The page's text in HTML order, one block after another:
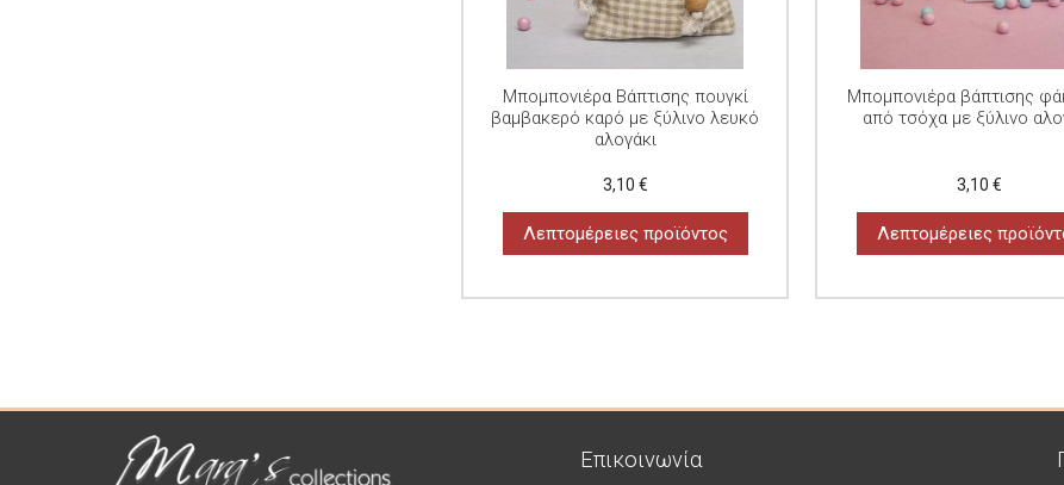
Μπομπονιέρα Βάπτισης πουγκί
βαμβακερό καρό με ξύλινο λευκό
αλογάκι
3,10 €
Λεπτομέρειες προϊόντος
Μπομπονιέρα βάπτισης
από τσόχα με ξύλινο
3,10 €
Λεπτομέρειες
Επικοινωνία